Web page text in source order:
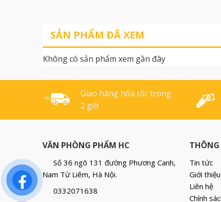
băng dính có thiết kế đặc
biệt bởi các đường ngang
xếp lớp giúp dễ dàng dán và
cắt. Chất dính được làm từ
tiếp xúc trực
mặt và hoàn
SẢN PHẨM ĐÃ XEM
Không có sản phẩm xem gần đây
Giao hàng hỏa tốc trong
2 giờ
VĂN PHÒNG PHẨM HC
Số 36 ngõ 131 đường Phương Canh,
Nam Từ Liêm, Hà Nội.
0332071638
Tin tức
Giới thiệu
Liên hệ
Chính